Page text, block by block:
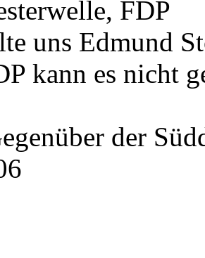
FDP
uns Edmund
kann es nicht
der